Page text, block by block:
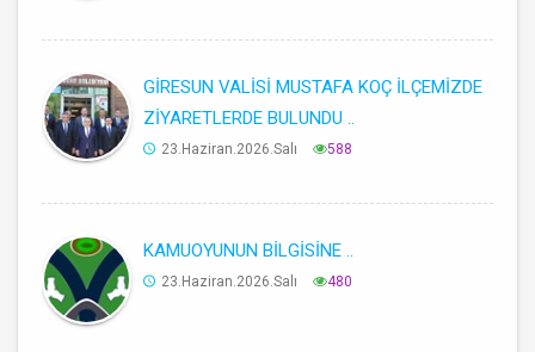
GİRESUN VALİSİ MUSTAFA KOÇ İLÇEMİZDE
ZİYARETLERDE BULUNDU ..
23.Haziran.2026.Salı 588
KAMUOYUNUN BİLGİSİNE ..
23.Haziran.2026.Salı 480